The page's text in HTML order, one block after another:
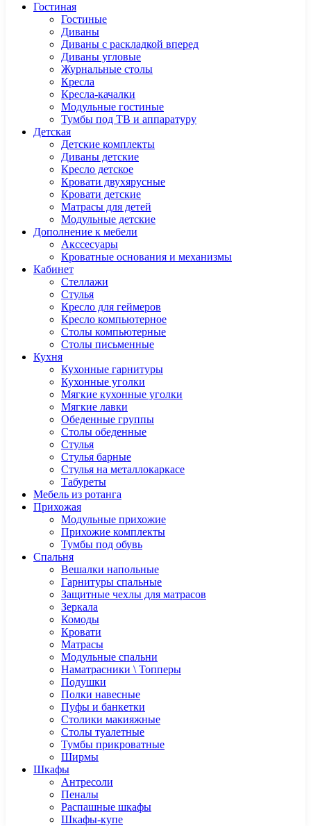
Гостиная
Гостиные
Диваны
Диваны с раскладкой вперед
Диваны угловые
Журнальные столы
Кресла
Кресла-качалки
Модульные гостиные
Тумбы под ТВ и аппаратуру
Детская
Детские комплекты
Диваны детские
Кресло детское
Кровати двухярусные
Кровати детские
Матрасы для детей
Модульные детские
Дополнение к мебели
Акссесуары
Кроватные основания и механизмы
Кабинет
Cтеллажи
Cтулья
Кресло для геймеров
Кресло компьютерное
Столы компьютерные
Столы письменные
Кухня
Кухонные гарнитуры
Кухонные уголки
Мягкие кухонные уголки
Мягкие лавки
Обеденные группы
Столы обеденные
Стулья
Стулья барные
Стулья на металлокаркасе
Табуреты
Мебель из ротанга
Прихожая
Модульные прихожие
Прихожие комплекты
Тумбы под обувь
Спальня
Вешалки напольные
Гарнитуры спальные
Защитные чехлы для матрасов
Зеркала
Комоды
Кровати
Матрасы
Модульные спальни
Наматрасники \ Топперы
Подушки
Полки навесные
Пуфы и банкетки
Столики макияжные
Столы туалетные
Тумбы прикроватные
Ширмы
Шкафы
Антресоли
Пеналы
Распашные шкафы
Шкафы-купе